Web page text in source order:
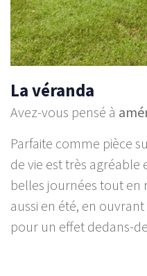
La véranda
Avez-vous pensé à
Parfaite comme pièce
de vie est très
belles journées tout en
aussi en été, en
pour un effet dedans-